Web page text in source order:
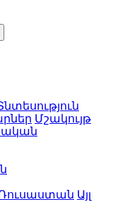
Մշակույթ
Այլ